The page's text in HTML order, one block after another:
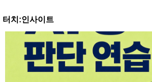
터치:인사이트